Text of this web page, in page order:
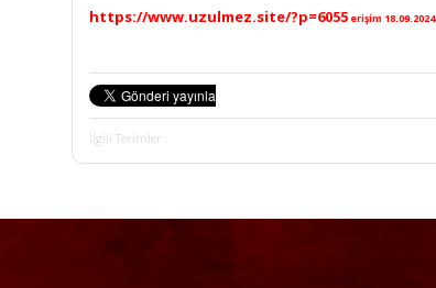
https://www.uzulmez.site/?p=6055 erişim 18.09.2024
İlgili Terimler :